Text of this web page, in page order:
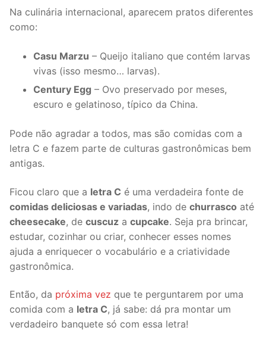
Na culinária internacional, aparecem pratos diferentes
como:
Casu Marzu – Queijo italiano que contém larvas
vivas (isso mesmo… larvas).
Century Egg – Ovo preservado por meses,
escuro e gelatinoso, típico da China.
Pode não agradar a todos, mas são comidas com a
letra C e fazem parte de culturas gastronômicas bem
antigas.
Ficou claro que a letra C é uma verdadeira fonte de
comidas deliciosas e variadas, indo de churrasco até
cheesecake, de cuscuz a cupcake. Seja pra brincar,
estudar, cozinhar ou criar, conhecer esses nomes
ajuda a enriquecer o vocabulário e a criatividade
gastronômica.
Então, da próxima vez que te perguntarem por uma
comida com a letra C, já sabe: dá pra montar um
verdadeiro banquete só com essa letra!